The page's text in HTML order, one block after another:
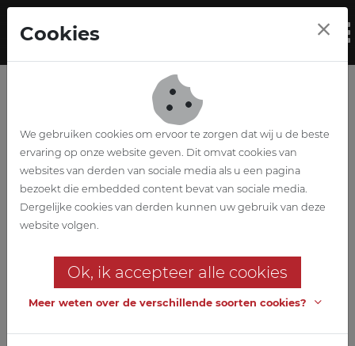
Skip to main content
Extension centre de
distribution Aldi
Gueux (France)
Client
Cookies
We gebruiken cookies om ervoor te zorgen dat wij u de beste
ervaring op onze website geven. Dit omvat cookies van
websites van derden van sociale media als u een pagina
bezoekt die embedded content bevat van sociale media.
Dergelijke cookies van derden kunnen uw gebruik van deze
website volgen.
Ok, ik accepteer alle cookies
Meer weten over de verschillende soorten cookies?